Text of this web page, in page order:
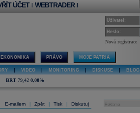
ÚČET | WEBTRADER |
Uživatel:
Heslo:
Nová registrace
EKONOMIKA PRÁVO MOJE PATRIA
VIDEO MONITORING DISKUSE BLOG
BRT 79,42 0,00%
E-mailem Zpět Tisk Diskutuj Reklama